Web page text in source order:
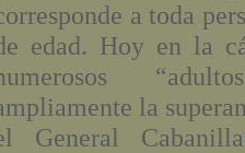
a toda
edad. Hoy en la
la
General